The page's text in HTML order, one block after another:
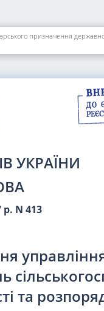
призначення
УКРАЇНИ
р. N 413
та